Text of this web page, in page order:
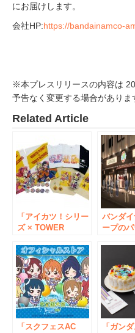
にお届けします。
会社HP:https://bandainamco-
※本プレスリリースの内容は
予告なく変更する場合がありま
Related Article
「アイカツ！シリー
ズ × TOWER
グッズを3/4発売！
最新作「アイカツプ
ラネット！」や「ア
イカツ！」のアイテ
ムが登場！
バンダ
ープの
店 ナ
ON
7月16日
「スクフェスAC
「ガン